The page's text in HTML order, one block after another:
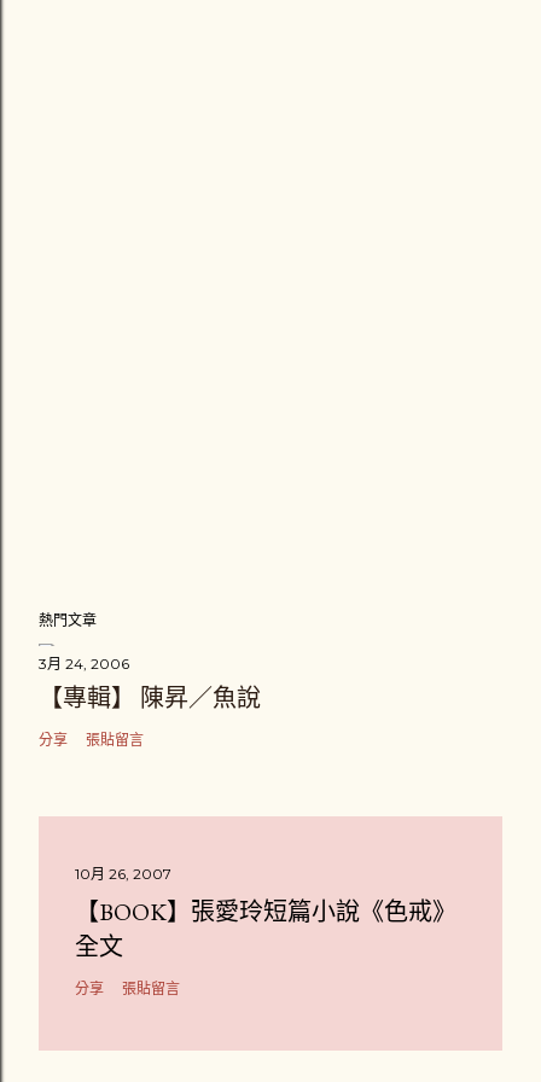
熱門文章
3月 24, 2006
【專輯】 陳昇／魚說
分享 張貼留言
10月 26, 2007
【BOOK】張愛玲短篇小說《色戒》
全文
分享 張貼留言